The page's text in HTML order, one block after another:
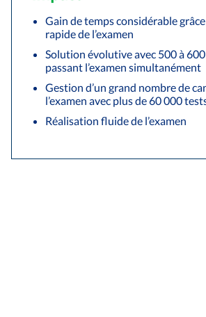
Gain de temps considérable
rapide de l’examen
Solution évolutive avec 500 à
passant l’examen simultanément
Gestion d’un grand nombre de
l’examen avec plus de 60 000
Réalisation fluide de l’examen